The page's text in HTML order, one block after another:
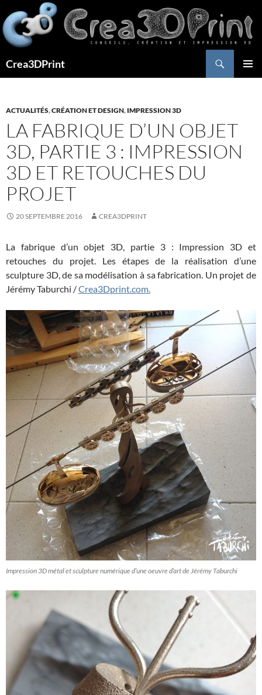
au
contenu
Crea3DPrint
ACTUALITÉS,CRÉATION ET DESIGN, IMPRESSION 3D
LA FABRIQUE D’UN OBJET
3D, PARTIE 3 : IMPRESSION
3D ET RETOUCHES DU
PROJET
20 SEPTEMBRE 2016 CREA3DPRINT
La fabrique d’un objet 3D, partie 3 : Impression 3D et
retouches du projet. Les étapes de la réalisation d’une
sculpture 3D, de sa modélisation à sa fabrication. Un projet de
Jérémy Taburchi /Crea3Dprint.com.
Impression 3D métal et sculpture numérique d’une oeuvre d’art de Jérémy Taburchi